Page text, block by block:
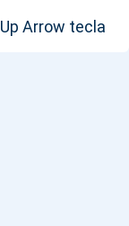
Arrow tecla